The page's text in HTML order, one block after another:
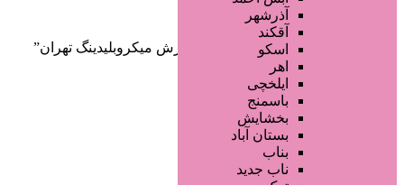
آذرشهر
آقکند
اسکو
اهر
ایلخچی
باسمنج
بخشایش
بستان آباد
بناب
ناب جدید
/ محصولات برچسب خورده “آموزش میکروبلیدینگ تهران”